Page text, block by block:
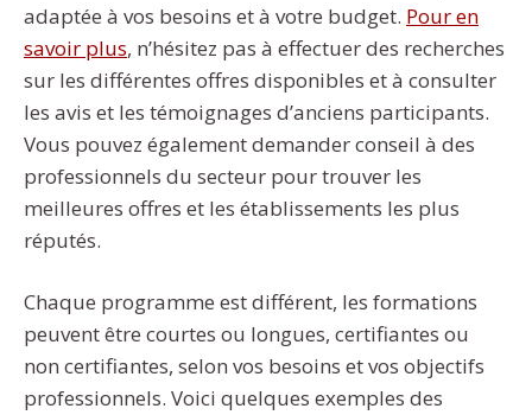
adaptée à vos besoins et à votre budget. Pour en
savoir plus, n’hésitez pas à effectuer des recherches
sur les différentes offres disponibles et à consulter
les avis et les témoignages d’anciens participants.
Vous pouvez également demander conseil à des
professionnels du secteur pour trouver les
meilleures offres et les établissements les plus
réputés.
Chaque programme est différent, les formations
peuvent être courtes ou longues, certifiantes ou
non certifiantes, selon vos besoins et vos objectifs
professionnels. Voici quelques exemples des